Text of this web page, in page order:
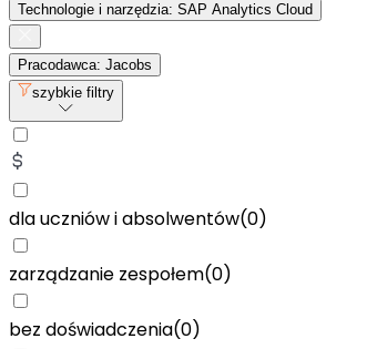
Technologie i narzędzia: SAP Analytics Cloud
Pracodawca: Jacobs
szybkie filtry
dla uczniów i absolwentów(0)
zarządzanie zespołem(0)
bez doświadczenia(0)